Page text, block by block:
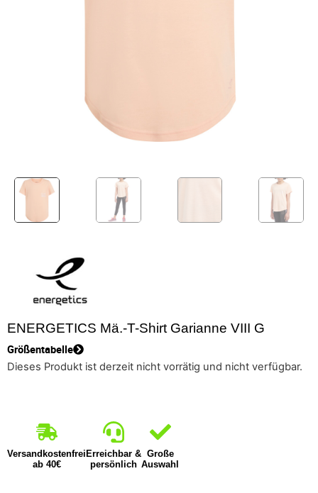
ENERGETICS Mä.-T-Shirt Garianne VIII G
Größentabelle
Dieses Produkt ist derzeit nicht vorrätig und nicht verfügbar.
Versandkostenfrei
ab 40€
Erreichbar &
persönlich
Große
Auswahl